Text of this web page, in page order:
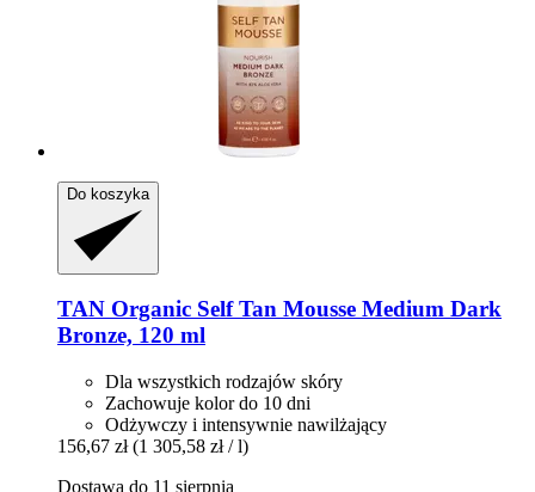
Do koszyka
TAN Organic Self Tan Mousse Medium Dark
Bronze, 120 ml
Dla wszystkich rodzajów skóry
Zachowuje kolor do 10 dni
Odżywczy i intensywnie nawilżający
156,67 zł (1 305,58 zł / l)
Dostawa do 11 sierpnia